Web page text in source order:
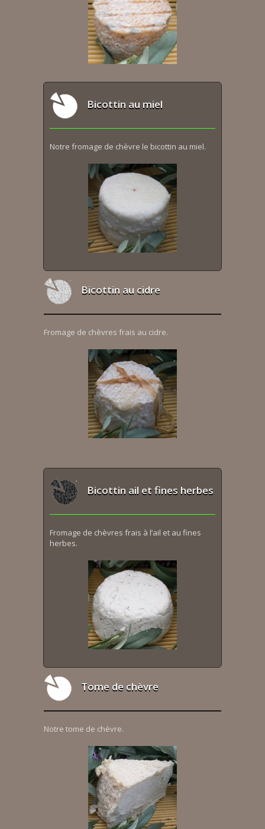
Bicottin au miel
Notre fromage de chèvre le bicottin au miel.
Bicottin au cidre
Fromage de chèvres frais au cidre.
Bicottin ail et fines herbes
Fromage de chèvres frais à l’ail et au fines
herbes.
Tome de chèvre
Notre tome de chèvre.